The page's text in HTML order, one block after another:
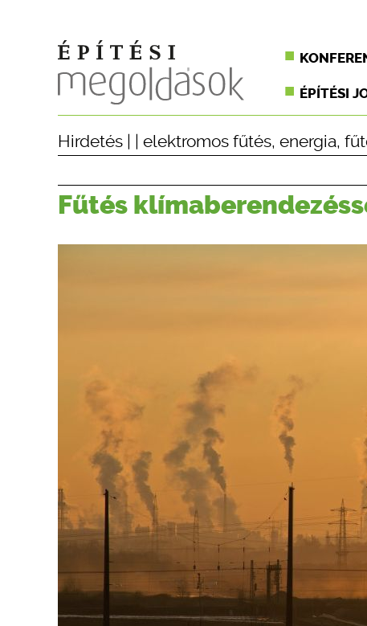
ÉPÍTÉSI
Hirdetés elektromos fűtés, energia,
Fűtés